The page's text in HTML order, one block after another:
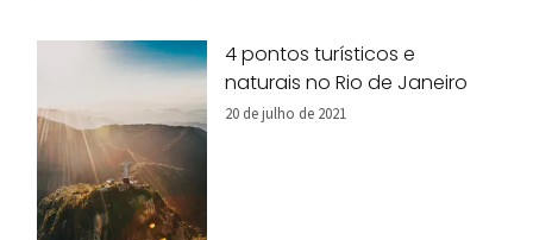
4 pontos turísticos e
naturais no Rio de Janeiro
20 de julho de 2021